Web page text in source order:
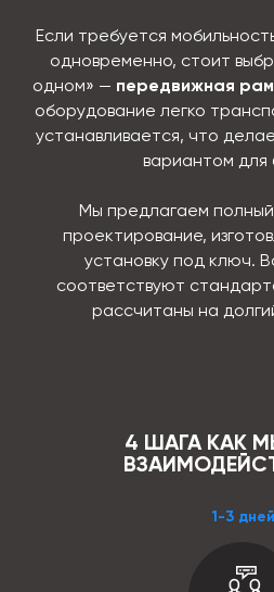
Если требуется
одновременно, стоит
одном» — передвижная
оборудование легко
устанавливается, что
вариантом для
Мы предлагаем полный
проектирование,
установку под ключ.
соответствуют
рассчитаны на
4 ШАГА КАК
1-3 дней